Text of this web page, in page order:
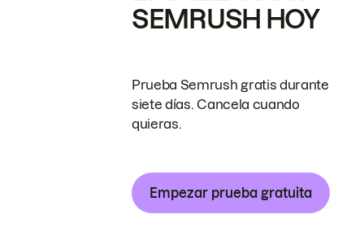
SEMRUSH HOY
Prueba Semrush gratis durante
siete días. Cancela cuando
quieras.
Empezar prueba gratuita